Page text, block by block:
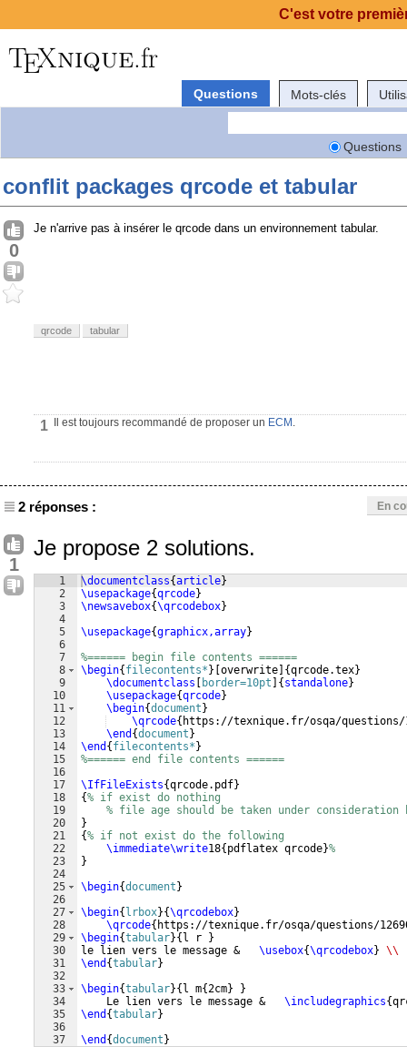
Questions Mots-clés
Questions
conflit packages qrcode et tabular
0
Je n'arrive pas à insérer le qrcode dans un environnement tabular.
qrcode tabular
1 Il est toujours recommandé de proposer un ECM .
2 réponses : En
1
Je propose 2 solutions.
1
2
3
4
5
6
7
8
9
10
11
12
13
14
15
16
17
18
19
20
21
22
23
24
25
26
27
28
29
30
31
32
33
34
35
36
37
\documentclass{article}
\usepackage{qrcode}
\newsavebox{\qrcodebox}
\usepackage{graphicx,array}
%====== begin file contents ======
\begin{ filecontents* } overwrite {qrcode.tex}
\documentclass
border=10pt { standalone}
\usepackage{qrcode}
\begin{document }
\qrcode{ https://texnique.fr/osqa/questions/
\end {document }
\end { filecontents* }
%====== end file contents ======
\IfFileExists{qrcode.pdf}
{% if exist do nothing
% file age should be taken under
}
{% if not exist do the following
\immediate\write18{ pdflatex qrcode}%
}
\begin{document }
\begin{ lrbox}{\qrcodebox}
\qrcode{ https://texnique.fr/osqa/questions/
\begin{tabular}{ l r
}
le lien vers le message & \usebox{\qrcodebox} \\
\end {tabular}
\begin{tabular}{ l m{2cm}
}
    Le lien vers le message &
\includegraphics{
\end {tabular}
\end {document }
C'est votre